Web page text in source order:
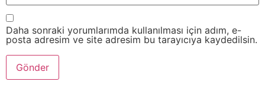
Daha sonraki yorumlarımda kullanılması için adım, e-
posta adresim ve site adresim bu tarayıcıya kaydedilsin.